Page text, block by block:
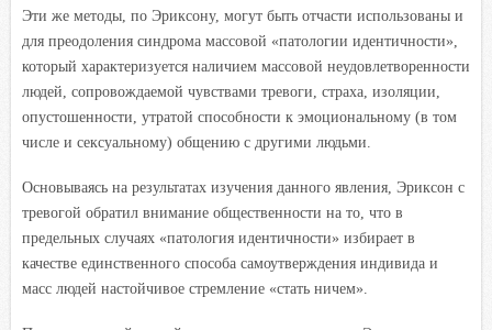
Эти же методы, по Эриксону, могут быть отчасти использованы и
для преодоления синдрома массовой «патологии идентичности»,
который характеризуется наличием массовой неудовлетворенности
людей, сопровождаемой чувствами тревоги, страха, изоляции,
опустошенности, утратой способности к эмоциональному (в том
числе и сексуальному) общению с другими людьми.
Основываясь на результатах изучения данного явления, Эриксон с
тревогой обратил внимание общественности на то, что в
предельных случаях «патология идентичности» избирает в
качестве единственного способа самоутверждения индивида и
масс людей настойчивое стремление «стать ничем».